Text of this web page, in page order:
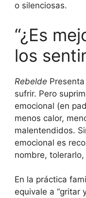
o silenciosas.
“¿Es
los
Rebelde
sufrir. Pero
emocional (en
menos calor,
malentendidos.
emocional es
nombre,
En la práctica
equivale a “gritar